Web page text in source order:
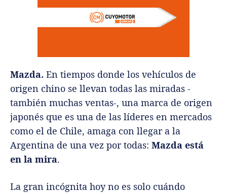
Mazda. En tiempos donde los vehículos de
origen chino se llevan todas las miradas -
también muchas ventas-, una marca de origen
japonés que es una de las líderes en mercados
como el de Chile, amaga con llegar a la
Argentina de una vez por todas: Mazda está
en la mira.
La gran incógnita hoy no es solo cuándo